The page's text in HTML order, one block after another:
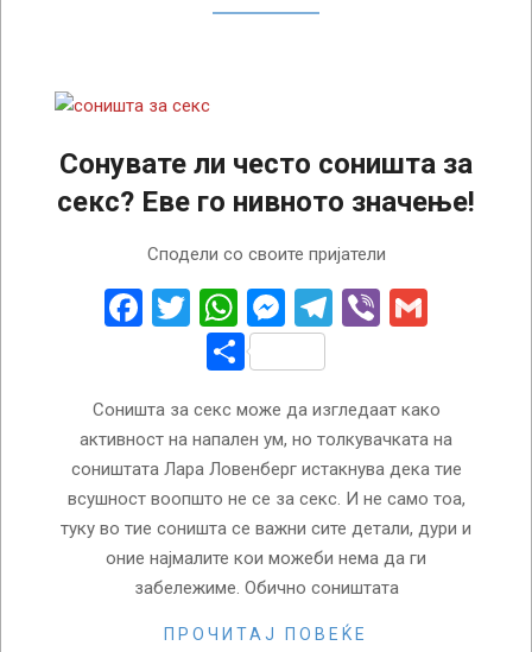
Сонувате ли често соништа за
секс? Еве го нивното значење!
Сподели со своите пријатели
Facebook
Twitter
WhatsApp
Messenger
Telegram
Viber
Share
Соништа за секс може да изгледаат како
активност на напален ум, но толкувачката на
соништата Лара Ловенберг истакнува дека тие
всушност воопшто не се за секс. И не само тоа,
туку во тие соништа се важни сите детали, дури и
оние најмалите кои можеби нема да ги
забележиме. Обично соништата
ПРОЧИТАЈ ПОВЕЌЕ